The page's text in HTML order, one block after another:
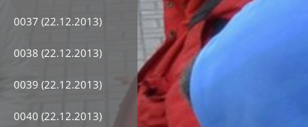
0037 (22.12.2013)
0038 (22.12.2013)
0039 (22.12.2013)
0040 (22.12.2013)